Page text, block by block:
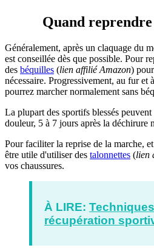
Quand
Généralement, après un claquage du
est conseillée dès que possible. Pour
des béquilles (lien affilié Amazon)
nécessaire. Progressivement, au fur et
pourrez marcher normalement sans
La plupart des sportifs blessés
douleur, 5 à 7 jours après la déchirure
Pour faciliter la reprise de la marche,
être utile d'utiliser des talonnettes (lien
vos chaussures.
À LIRE:
récupération